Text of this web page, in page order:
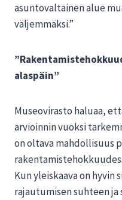
asuntovaltainen alue
väljemmäksi.”
alaspäin”
Museovirasto haluaa,
arvioinnin vuoksi
on oltava mahdollisuus
Kun yleiskaava on
rajautumisen suhteen